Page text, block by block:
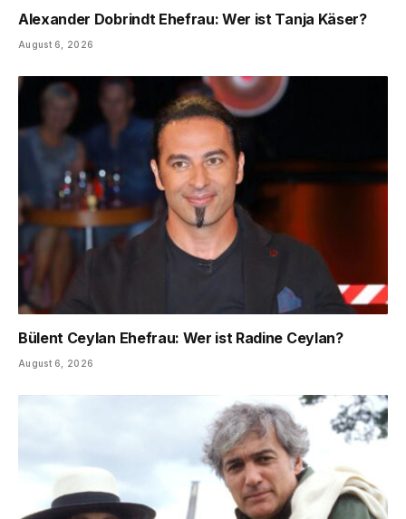
Alexander Dobrindt Ehefrau: Wer ist Tanja Käser?
August 6, 2026
Bülent Ceylan Ehefrau: Wer ist Radine Ceylan?
August 6, 2026